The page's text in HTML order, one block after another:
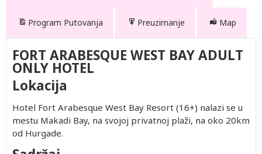
Program Putovanja Preuzimanje Map
FORT ARABESQUE WEST BAY ADULT
ONLY HOTEL
Lokacija
Hotel Fort Arabesque West Bay Resort (16+) nalazi se u
mestu Makadi Bay, na svojoj privatnoj plaži, na oko 20km
od Hurgade.